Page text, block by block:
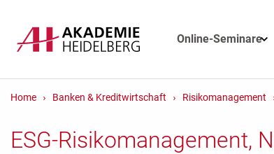
Online-Seminare
Home Banken & Kreditwirtschaft Risikomanagement
ESG-Risikomanagement,